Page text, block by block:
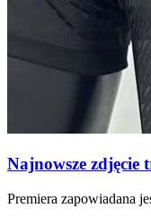
Najnowsze zdjęcie
Premiera zapowiadana